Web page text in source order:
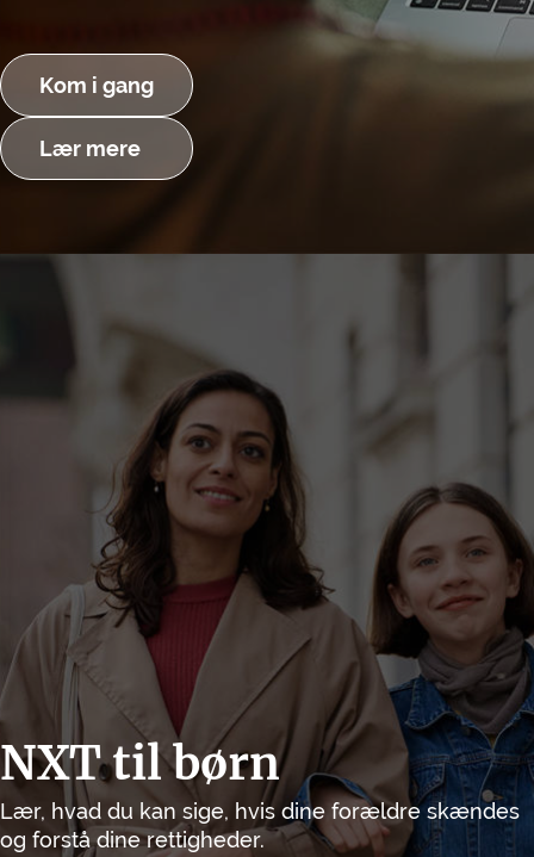
Kom i gang
Lær mere
NXT til børn
Lær, hvad du kan sige, hvis dine forældre skændes
og forstå dine rettigheder.